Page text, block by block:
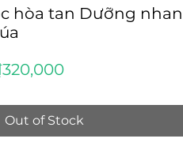
hòa tan Dưỡng nhan
Sale
Out of Stock